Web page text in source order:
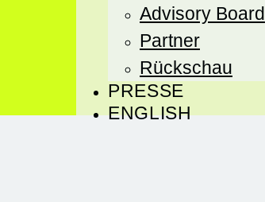
Advisory Board
Partner
Rückschau
PRESSE
ENGLISH